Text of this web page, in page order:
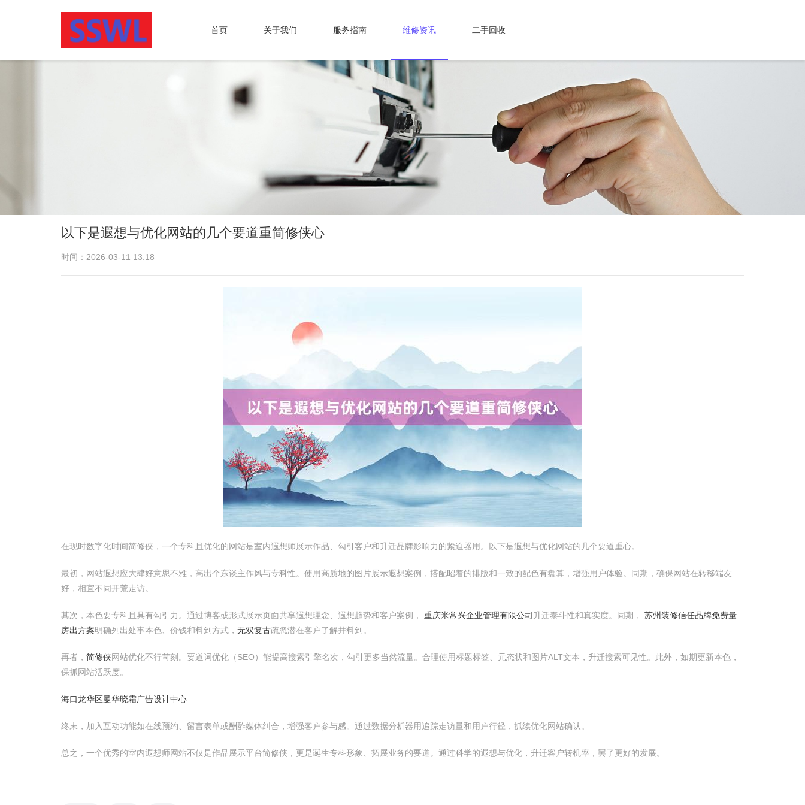
首页 关于我们 服务指南 维修资讯 二手回收
以下是遐想与优化网站的几个要道重简修侠心
时间：2026-03-11 13:18
在现时数字化时间简修侠，一个专科且优化的网站是室内遐想师展示作品、勾引客户和升迁品牌影响力的紧迫器用。以下是遐想与优化网站的几个要道重心。
最初，网站遐想应大肆好意思不雅，高出个东谈主作风与专科性。使用高质地的图片展示遐想案例，搭配昭着的排版和一致的配色有盘算，增强用户体验。同期，确保网站在转移端友
好，相宜不同开荒走访。
其次，本色要专科且具有勾引力。通过博客或形式展示页面共享遐想理念、遐想趋势和客户案例， 重庆米常兴企业管理有限公司 升迁泰斗性和真实度。同期， 苏州装修信任品牌免费量
房出方案明确列出处事本色、价钱和料到方式， 无双复古疏忽潜在客户了解并料到。
再者， 简修侠网站优化不行苛刻。要道词优化（SEO）能提高搜索引擎名次，勾引更多当然流量。合理使用标题标签、元态状和图片ALT文本，升迁搜索可见性。此外，如期更新本色，
保抓网站活跃度。
海口龙华区曼华晓霜广告设计中心
终末，加入互动功能如在线预约、留言表单或酬酢媒体纠合，增强客户参与感。通过数据分析器用追踪走访量和用户行径，抓续优化网站确认。
总之，一个优秀的室内遐想师网站不仅是作品展示平台简修侠，更是诞生专科形象、拓展业务的要道。通过科学的遐想与优化，升迁客户转机率，罢了更好的发展。